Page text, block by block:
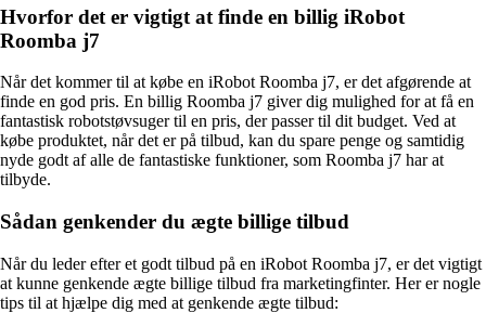
Hvorfor det er vigtigt at finde en billig iRobot
Roomba j7
Når det kommer til at købe en iRobot Roomba j7, er det afgørende at
finde en god pris. En billig Roomba j7 giver dig mulighed for at få en
fantastisk robotstøvsuger til en pris, der passer til dit budget. Ved at
købe produktet, når det er på tilbud, kan du spare penge og samtidig
nyde godt af alle de fantastiske funktioner, som Roomba j7 har at
tilbyde.
Sådan genkender du ægte billige tilbud
Når du leder efter et godt tilbud på en iRobot Roomba j7, er det vigtigt
at kunne genkende ægte billige tilbud fra marketingfinter. Her er nogle
tips til at hjælpe dig med at genkende ægte tilbud: